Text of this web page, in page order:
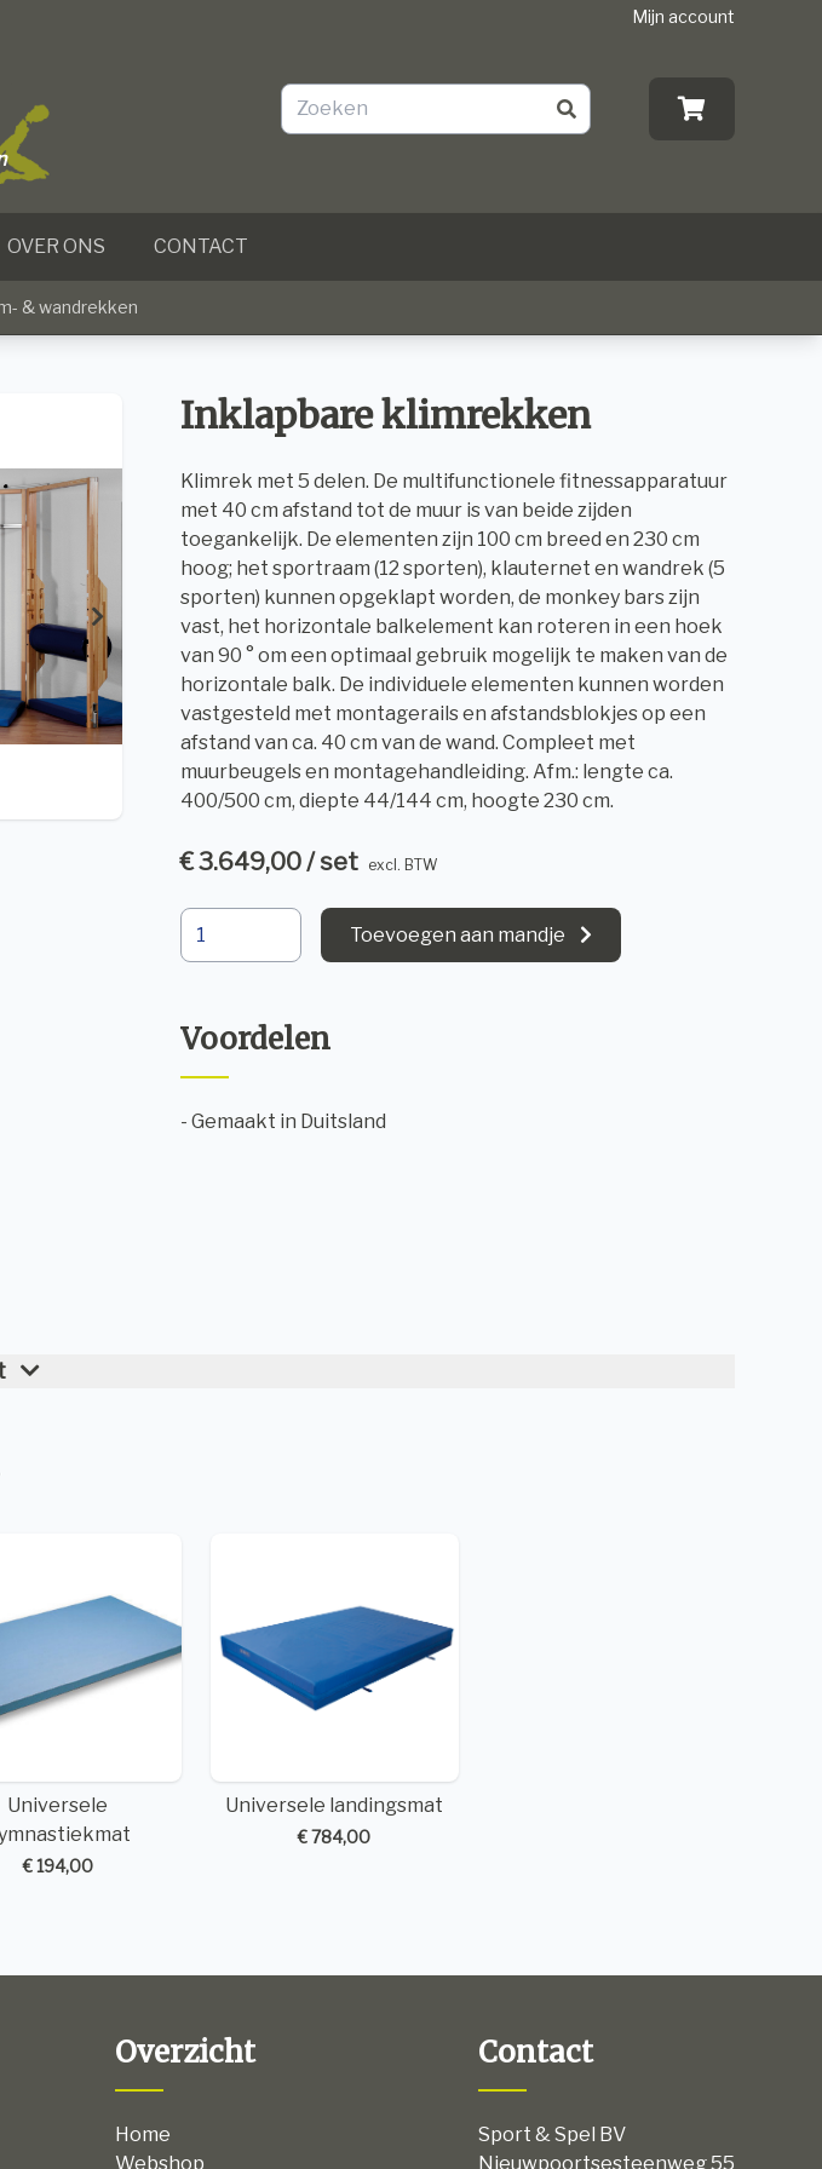
Mijn account
OVER ONS CONTACT
& wandrekken
Inklapbare klimrekken
Klimrek met 5 delen. De multifunctionele fitnessapparatuur
met 40 cm afstand tot de muur is van beide zijden
toegankelijk. De elementen zijn 100 cm breed en 230 cm
hoog; het sportraam (12 sporten), klauternet en wandrek (5
sporten) kunnen opgeklapt worden, de monkey bars zijn
vast, het horizontale balkelement kan roteren in een hoek
van 90 ° om een optimaal gebruik mogelijk te maken van de
horizontale balk. De individuele elementen kunnen worden
vastgesteld met montagerails en afstandsblokjes op een
afstand van ca. 40 cm van de wand. Compleet met
muurbeugels en montagehandleiding. Afm.: lengte ca.
400/500 cm, diepte 44/144 cm, hoogte 230 cm.
€ 3.649,00 / set excl. BTW
Toevoegen aan mandje
Voordelen
- Gemaakt in Duitsland
Universele
€ 194,00
Universele landingsmat
€ 784,00
Overzicht
Home
Webshop
Contact
Sport & Spel BV
Nieuwpoortsesteenweg 55